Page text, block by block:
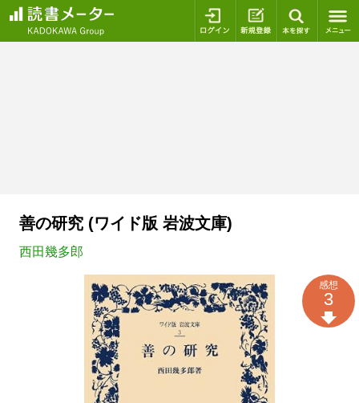
ログイン 新規登録
善の研究 (ワイド版 岩波文庫)
西田幾多郎
感想
3